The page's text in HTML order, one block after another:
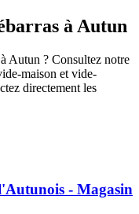
àAutun
Autun ? Consultez notre
maison et vide-
directement les
- Magasin